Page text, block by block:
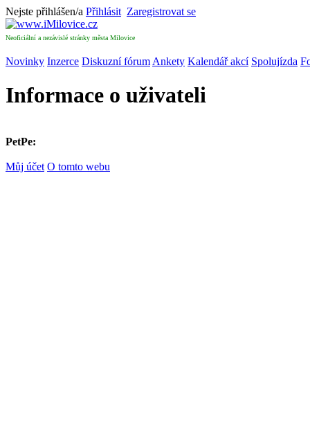
Nejste přihlášen/a Přihlásit Zaregistrovat se
Neoficiální a nezávislé stránky města Milovice
Novinky Inzerce Diskuzní fórum Ankety Kalendář akcí Spolujízda
Informace o uživateli
PetPe:
Můj účet O tomto webu